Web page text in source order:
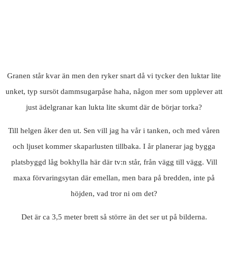
Granen står kvar än men den ryker snart då vi tycker den luktar lite
unket, typ sursöt dammsugarpåse haha, någon mer som upplever att
just ädelgranar kan lukta lite skumt där de börjar torka?
Till helgen åker den ut. Sen vill jag ha vår i tanken, och med våren
och ljuset kommer skaparlusten tillbaka. I år planerar jag bygga
platsbyggd låg bokhylla här där tv:n står, från vägg till vägg. Vill
maxa förvaringsytan där emellan, men bara på bredden, inte på
höjden, vad tror ni om det?
Det är ca 3,5 meter brett så större än det ser ut på bilderna.